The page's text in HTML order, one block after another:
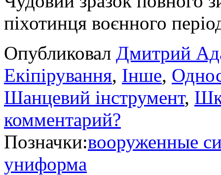
піхотинця воєнного
Опубликовал Дмитрий
Екіпірування, Інше,
Шанцевий інструмент,
комментарий?
Позначки:вооруженные
униформа